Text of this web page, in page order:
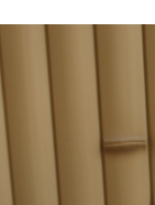
造園資材
その他